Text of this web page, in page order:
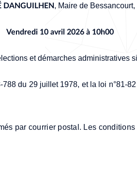
DANGUILHEN, Maire de
Vendredi 10 avril 2026 à 10h00
et démarches administratives
du 29 juillet 1978, et la loi n°81-
par courrier postal. Les